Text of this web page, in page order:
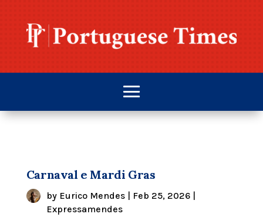
Carnaval e Mardi Gras
by Eurico Mendes| Feb 25, 2026|
Expressamendes